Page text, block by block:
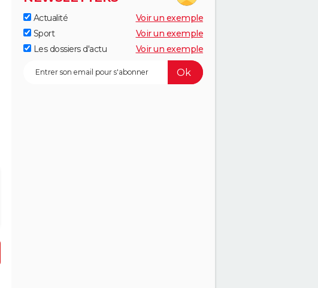
Actualité
Voir un exemple
Sport
Voir un exemple
Les dossiers d'actu
Voir un exemple